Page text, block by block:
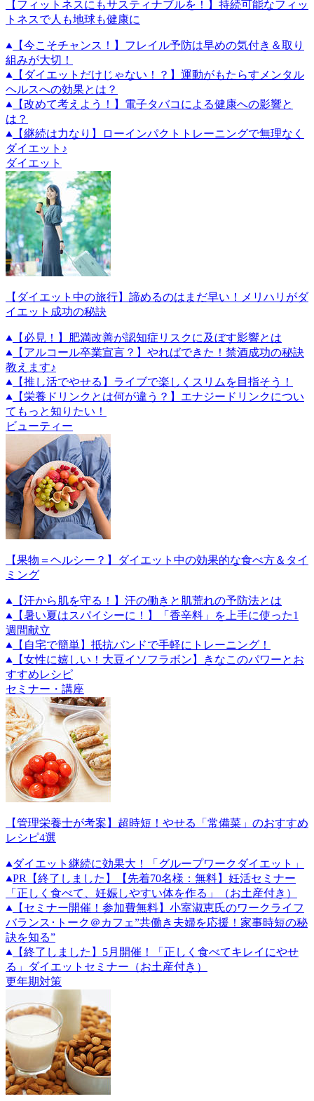
【フィットネスにもサスティナブルを！】持続可能なフィッ
トネスで人も地球も健康に
【今こそチャンス！】フレイル予防は早めの気付き＆取り
組みが大切！
【ダイエットだけじゃない！？】運動がもたらすメンタル
ヘルスへの効果とは？
【改めて考えよう！】電子タバコによる健康への影響と
は？
【継続は力なり】ローインパクトトレーニングで無理なく
ダイエット♪
ダイエット
【ダイエット中の旅行】諦めるのはまだ早い！メリハリがダ
イエット成功の秘訣
【必見！】肥満改善が認知症リスクに及ぼす影響とは
【アルコール卒業宣言？】やればできた！禁酒成功の秘訣
教えます♪
【推し活でやせる】ライブで楽しくスリムを目指そう！
【栄養ドリンクとは何が違う？】エナジードリンクについ
てもっと知りたい！
ビューティー
【果物＝ヘルシー？】ダイエット中の効果的な食べ方＆タイ
ミング
【汗から肌を守る！】汗の働きと肌荒れの予防法とは
【暑い夏はスパイシーに！】「香辛料」を上手に使った1
週間献立
【自宅で簡単】抵抗バンドで手軽にトレーニング！
【女性に嬉しい！大豆イソフラボン】きなこのパワーとお
すすめレシピ
セミナー・講座
【管理栄養士が考案】超時短！やせる「常備菜」のおすすめ
レシピ4選
ダイエット継続に効果大！「グループワークダイエット」
PR 【終了しました】【先着70名様：無料】妊活セミナー
「正しく食べて、妊娠しやすい体を作る」（お土産付き）
【セミナー開催！参加費無料】小室淑恵氏のワークライフ
バランス･トーク＠カフェ”共働き夫婦を応援！家事時短の秘
訣を知る”
【終了しました】5月開催！「正しく食べてキレイにやせ
る」ダイエットセミナー（お土産付き）
更年期対策